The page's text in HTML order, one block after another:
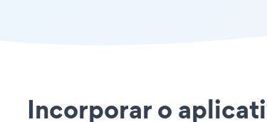
Incorporar o